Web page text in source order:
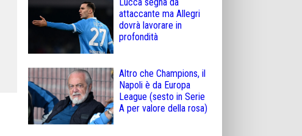
attaccante ma Allegri
dovrà lavorare in
profondità
Altro che Champions, il
Napoli è da Europa
League (sesto in Serie
A per valore della rosa)